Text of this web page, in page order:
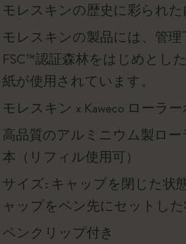
モレスキンの歴史に彩られた
モレスキンの製品には、管理
FSC™認証森林をはじめとし
紙が使用されています。
モレスキン x Kaweco ローラ
高品質のアルミニウム製ロー
本（リフィル使用可）
サイズ: キャップを閉じた状
ャップをペン先にセットした
ペンクリップ付き